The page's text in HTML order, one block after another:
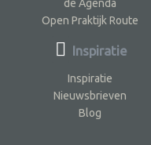
de Agenda
Open Praktijk Route
Inspiratie
Inspiratie
Nieuwsbrieven
Blog